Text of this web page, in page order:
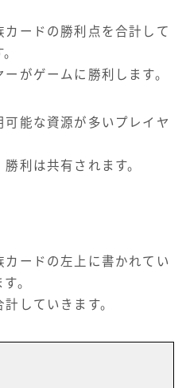
ードの勝利点を合計して
がゲームに勝利します。
能な資源が多いプレイヤ
利は共有されます。
ードの左上に書かれてい
。
していきます。